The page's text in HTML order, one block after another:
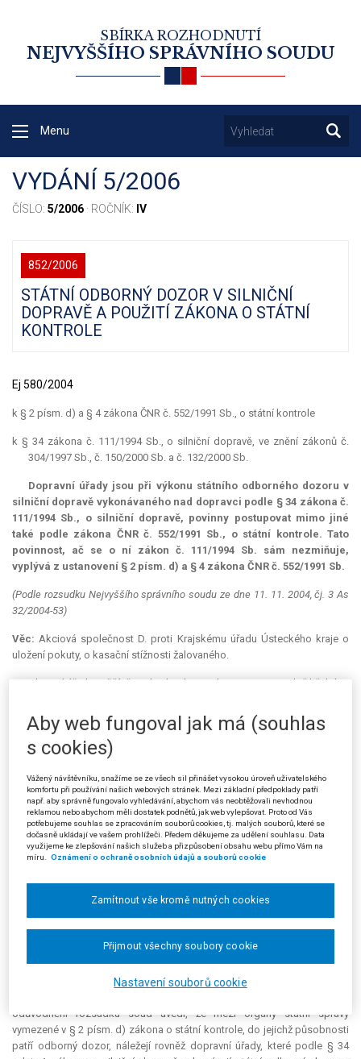
SBÍRKA ROZHODNUTÍ
NEJVYŠŠÍHO SPRÁVNÍHO SOUDU
Menu
VYDÁNÍ 5/2006
ČÍSLO: 5/2006 · ROČNÍK: IV
852/2006
STÁTNÍ ODBORNÝ DOZOR V SILNIČNÍ
DOPRAVĚ A POUŽITÍ ZÁKONA O STÁTNÍ
KONTROLE
Ej 580/2004
k § 2 písm. d) a § 4 zákona ČNR č. 552/1991 Sb., o státní kontrole
k § 34 zákona č. 111/1994 Sb., o silniční dopravě, ve znění zákonů č.
304/1997 Sb., č. 150/2000 Sb. a č. 132/2000 Sb.
Dopravní úřady jsou při výkonu státního odborného dozoru v
silniční dopravě vykonávaného nad dopravci podle § 34 zákona č.
111/1994 Sb., o silniční dopravě, povinny postupovat mimo jiné
také podle zákona ČNR č. 552/1991 Sb., o státní kontrole. Tato
povinnost, ač se o ní zákon č. 111/1994 Sb. sám nezmiňuje,
vyplývá z ustanovení § 2 písm. d) a § 4 zákona ČNR č. 552/1991 Sb.
(Podle rozsudku Nejvyššího správního soudu ze dne 11. 11. 2004, čj. 3 As
32/2004-53)
Věc:Akciová společnost D. proti Krajskému úřadu Ústeckého kraje o
uložení pokuty, o kasační stížnosti žalovaného.
Okresní úřad v Děčíně rozhodnutím ze dne 20. 5. 2002 uložil žalobci
000 Kč za porušení § 10 odst. 1 tohoto zákona. Uvedeného správního
deliktu se žalobce dopustil tím, že provozoval linkovou osobní dopravu
formou zvláštní linkové dopravy bez licence udělené dopravním úřadem.
skutečnosti, že jeho předchozí rozhodnutí ve věci zrušil Krajský úřad
Ústeckého kraje pro nedodržení § 15 a § 16 zákona o státní kontrole:
žádné ustanovení zákona o silniční dopravě neukládá podle něj osobě
pověřené výkonem státního odborného dozoru při silniční kontrole
postupovat při výkonu dozoru podle obecných předpisů o státní
kontrole. Správní orgán prvního stupně dodal, že protokol z výkonu
Krajský úřad Ústeckého kraje žalobou napadeným rozhodnutím ze
pokutu žalobci uložil ve výši 80 000 Kč.
Krajský soud v Ústí nad Labem rozsudkem ze dne 28. 4. 2004 zrušil
odůvodnění rozsudku soud uvedl, že mezi orgány státní správy
vymezené v § 2 písm. d) zákona o státní kontrole, do jejichž působnosti
patří odborný dozor, náležejí rovněž dopravní úřady, které podle § 34
Aby web fungoval jak má (souhlas
s cookies)
Vážený návštěvníku, snažíme se ze všech sil přinášet vysokou úroveň uživatelského
komfortu při používání našich webových stránek. Mezi základní předpoklady patří
např. aby správně fungovalo vyhledávání, abychom vás neobtěžovali nevhodnou
reklamou nebo abychom měli dostatek podnětů, jak web vylepšovat. Proto od Vás
potřebujeme souhlas se zpracováním souborů cookies, tj. malých souborů, které se
dočasně ukládají ve vašem prohlížeči. Předem děkujeme za udělení souhlasu. Data
využijeme ke zlepšování našich služeb a přizpůsobení obsahu webu přímo Vám na
míru.
Oznámení o ochraně osobních údajů a souborů cookie
Nastavení souborů cookie
Zamítnout vše kromě nutných cookies
Přijmout všechny soubory cookie